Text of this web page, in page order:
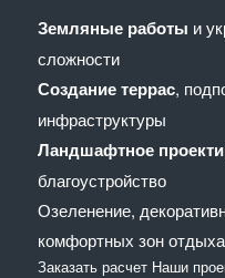
Земляные работы и
сложности
Создание террас,
инфраструктуры
Ландшафтное
благоустройство
Озеленение,
комфортных зон отдыха
Заказать расчет Наши